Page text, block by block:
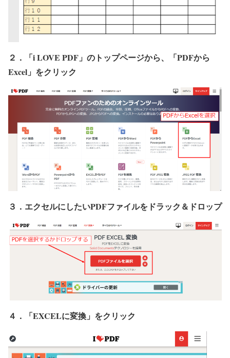
２．「i LOVE PDF」のトップページから、「PDFから
Excel」をクリック
３．エクセルにしたいPDFファイルをドラック＆ドロップ
４．「EXCELに変換」をクリック